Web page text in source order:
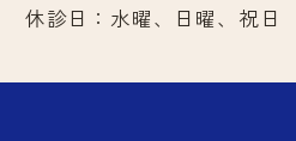
休診日：水曜、日曜、祝日